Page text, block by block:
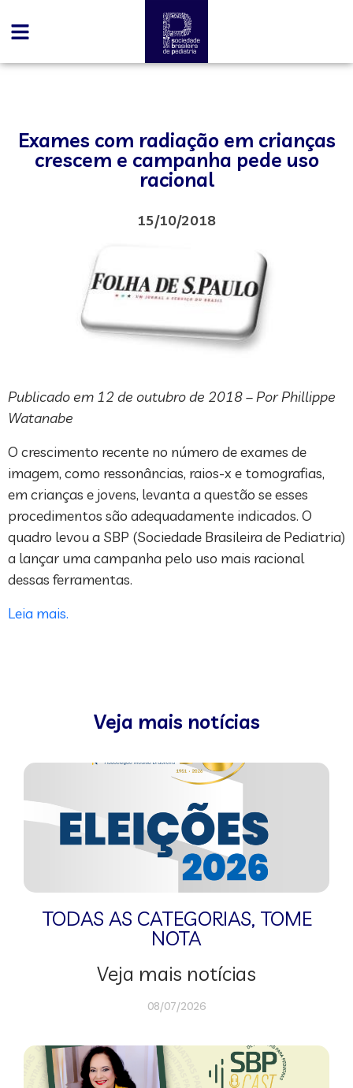
Exames com radiação em crianças
crescem e campanha pede uso
racional
15/10/2018
Publicado em 12 de outubro de 2018 – Por Phillippe
Watanabe
O crescimento recente no número de exames de
imagem, como ressonâncias, raios-x e tomografias,
em crianças e jovens, levanta a questão se esses
procedimentos são adequadamente indicados. O
quadro levou a SBP (Sociedade Brasileira de Pediatria)
a lançar uma campanha pelo uso mais racional
dessas ferramentas.
Leia mais.
Veja mais notícias
TODAS AS CATEGORIAS, TOME
NOTA
Veja mais notícias
08/07/2026